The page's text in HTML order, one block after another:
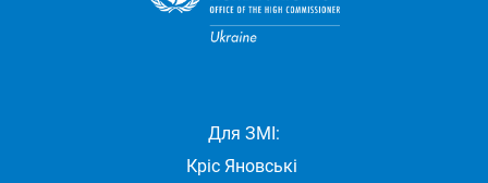
Для ЗМІ:
Кріс Яновські